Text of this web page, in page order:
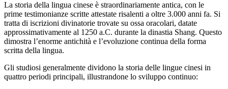
La storia della lingua cinese è straordinariamente antica, con le
prime testimonianze scritte attestate risalenti a oltre 3.000 anni fa. Si
tratta di iscrizioni divinatorie trovate su ossa oracolari, datate
approssimativamente al 1250 a.C. durante la dinastia Shang. Questo
dimostra l’enorme antichità e l’evoluzione continua della forma
scritta della lingua.
Gli studiosi generalmente dividono la storia delle lingue cinesi in
quattro periodi principali, illustrandone lo sviluppo continuo: